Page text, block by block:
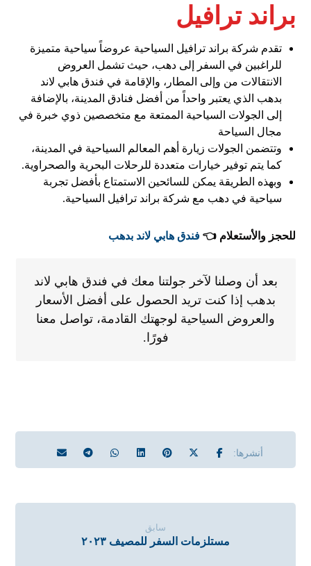
براند ترافيل
تقدم شركة براند ترافيل السياحية عروضاً سياحية متميزة
للراغبين في السفر إلى دهب، حيث تشمل العروض
الانتقالات من وإلى المطار، والإقامة في فندق هابي لاند
بدهب الذي يعتبر واحداً من أفضل فنادق المدينة، بالإضافة
إلى الجولات السياحية الممتعة مع متخصصين ذوي خبرة في
مجال السياحة
وتتضمن الجولات زيارة أهم المعالم السياحية في المدينة،
كما يتم توفير خيارات متعددة للرحلات البحرية والصحراوية.
وبهذه الطريقة يمكن للسائحين الاستمتاع بأفضل تجربة
سياحية في دهب مع شركة براند ترافيل السياحية.
للحجز والأستعلام 👈فندق هابي لاند بدهب
بعد أن وصلنا لآخر جولتنا معك في فندق هابي لاند
بدهب إذا كنت تريد الحصول على أفضل الأسعار
والعروض السياحية لوجهتك القادمة، تواصل معنا
فورًا.
سابق
مستلزمات السفر للمصيف ٢٠٢٣